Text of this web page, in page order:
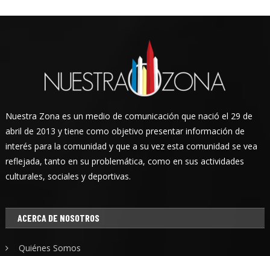
Nuestra Zona es un medio de comunicación que nació el 29 de
abril de 2013 y tiene como objetivo presentar información de
interés para la comunidad y que a su vez esta comunidad se vea
reflejada, tanto en su problemática, como en sus actividades
culturales, sociales y deportivas.
ACERCA DE NOSOTROS
Quiénes Somos